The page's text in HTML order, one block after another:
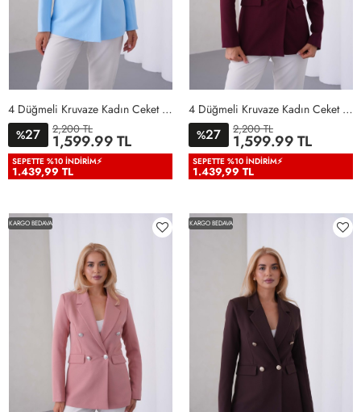
36 38 40 42 44
48
50
4 Düğmeli Kruvaze Kadın Ceket Bebe Mavisi Bebe Mavisi
%27 2,200 TL
1,599.99 TL
SEPETTE %10 İNDIRIM⚡
1.439,99 TL
36 38 40 42 44
48
50
4 Düğmeli Kruvaze Kadın Ceket Bordo Bordo
%27 2,200 TL
1,599.99 TL
SEPETTE %10 İNDIRIM⚡
1.439,99 TL
KARGO BEDAVA KARGO BEDAVA